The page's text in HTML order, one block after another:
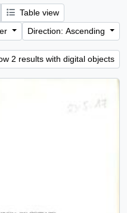
Table view
Direction: Ascending
2 results with digital objects